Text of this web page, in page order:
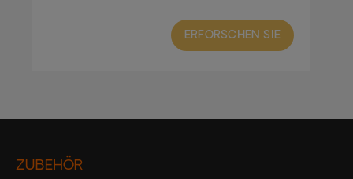
ERFORSCHEN SIE
ZUBEHÖR